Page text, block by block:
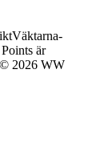
är
2026 WW